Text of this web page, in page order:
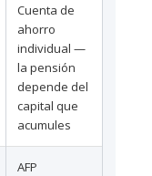
Cuenta de
ahorro
individual —
la pensión
depende del
capital que
acumules
AFP